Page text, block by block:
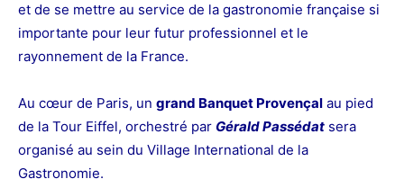
et de se mettre au service de la gastronomie française si
importante pour leur futur professionnel et le
rayonnement de la France.
Au cœur de Paris, un grand Banquet Provençal au pied
de la Tour Eiffel, orchestré par Gérald Passédat sera
organisé au sein du Village International de la
Gastronomie.